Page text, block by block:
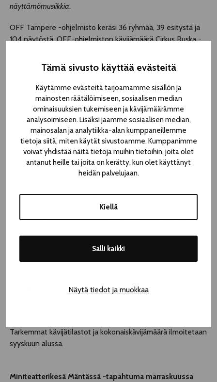
Tämä sivusto käyttää evästeitä
Käytämme evästeitä tarjoamamme sisällön ja
mainosten räätälöimiseen, sosiaalisen median
ominaisuuksien tukemiseen ja kävijämäärämme
analysoimiseen. Lisäksi jaamme sosiaalisen median,
mainosalan ja analytiikka-alan kumppaneillemme
tietoja siitä, miten käytät sivustoamme. Kumppanimme
voivat yhdistää näitä tietoja muihin tietoihin, joita olet
antanut heille tai joita on kerätty, kun olet käyttänyt
heidän palvelujaan.
Kiellä
Salli kaikki
Näytä tiedot ja muokkaa
näyttämömusiikkia.
OFF Tampere -ohjelmisto keräsi 36 ryhmää, 39 esitystä ja
104 näytöstä. OFF-ohjelmiston kävijämäärä Cirkus Ruska -
Sokos Hotels Tampereen ja Pirkanmaan Osuuskaupan
kanssa järjestettävä ravintolafestivaali Encorebaana keräsi
seitsemään eri ravintolaan yhteensä yli 1200 katsojaa.
Tänä vuonna ilmaistapahtuman suosituimmiksi nousivat
improvisaatioteatteri Snorkkelin esitys sekä Pintandwefall-
Tapahtumien Yöhön torstaina 10.8. osallistui 90 järjestävää
tahoa. Tapahtumia oli yhteensä 211, joista suuri enemmistö,
191, oli ilmaistapahtumia. Yleisömäärä oli runsas 28 000.
Hämeenpuiston tapahtumat vetivät tuhansittain väkeä.
Teatterikesässä oli kaikkiaan lähes 300 ilmaistapahtumaa.
vuonna 50-vuotisjuhlia. Tapahtuma järjestetään 6.–
12.8.2018. Pääohjelmiston esitysvalinnoista vastaa uusi
Aleksis Meaney. Teatterikesän
Tarkemmat kävijätilastot ja kokonaiskävijämäärä ilmoitetaan
syyskuun alussa.
Miniteatterikesä Mäntässä -tapahtuma marraskuussa